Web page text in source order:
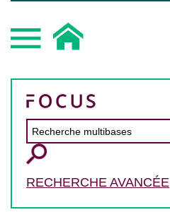
RECHERCHE AVANCÉE